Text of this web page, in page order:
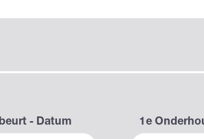
- Datum 1e